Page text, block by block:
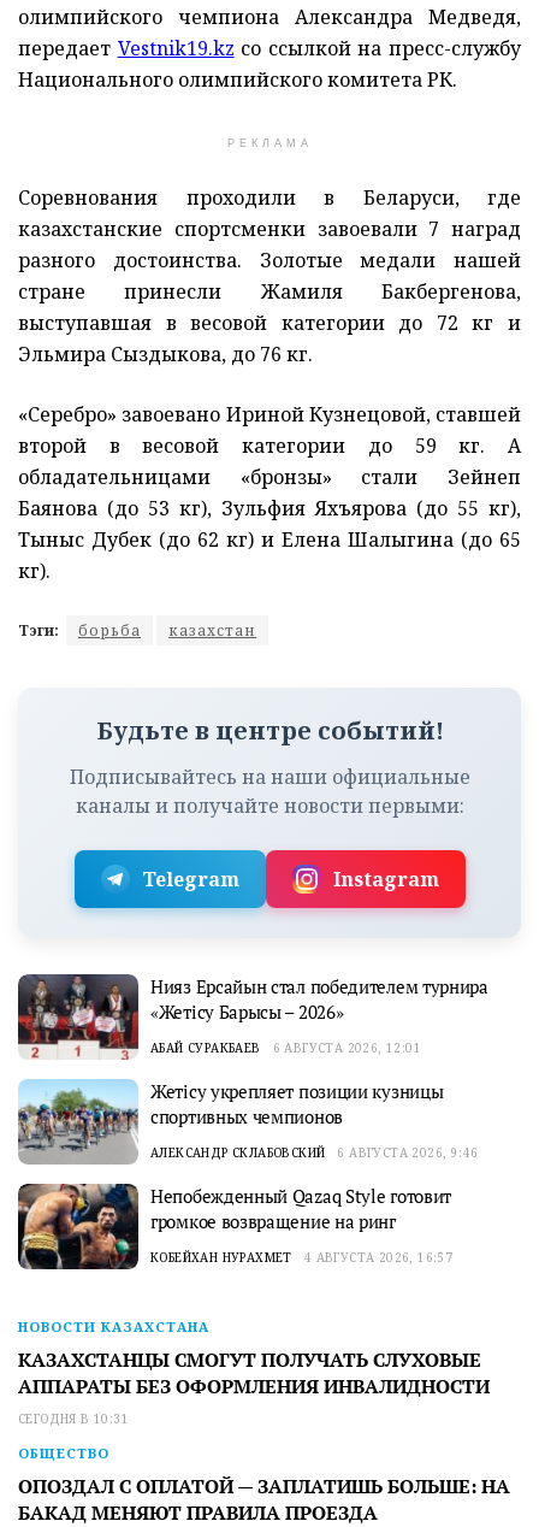
олимпийского чемпиона Александра Медведя,
передает Vestnik19.kz со ссылкой на пресс-службу
Национального олимпийского комитета РК.
РЕКЛАМА
Соревнования проходили в Беларуси, где
казахстанские спортсменки завоевали 7 наград
разного достоинства. Золотые медали нашей
стране принесли Жамиля Бакбергенова,
выступавшая в весовой категории до 72 кг и
Эльмира Сыздыкова, до 76 кг.
«Серебро» завоевано Ириной Кузнецовой, ставшей
второй в весовой категории до 59 кг. А
обладательницами «бронзы» стали Зейнеп
Баянова (до 53 кг), Зульфия Яхъярова (до 55 кг),
Тыныс Дубек (до 62 кг) и Елена Шалыгина (до 65
кг).
Тэги: борьба казахстан
Будьте в центре событий!
Подписывайтесь на наши официальные
каналы и получайте новости первыми:
Telegram Instagram
Нияз Ерсайын стал победителем турнира
«Жетісу Барысы – 2026»
АБАЙ СУРАКБАЕВ 6 АВГУСТА 2026, 12:01
Жетісу укрепляет позиции кузницы
спортивных чемпионов
АЛЕКСАНДР СКЛАБОВСКИЙ 6 АВГУСТА 2026, 9:46
Непобежденный Qazaq Style готовит
громкое возвращение на ринг
КОБЕЙХАН НУРАХМЕТ 4 АВГУСТА 2026, 16:57
НОВОСТИ КАЗАХСТАНА
КАЗАХСТАНЦЫ СМОГУТ ПОЛУЧАТЬ СЛУХОВЫЕ
АППАРАТЫ БЕЗ ОФОРМЛЕНИЯ ИНВАЛИДНОСТИ
СЕГОДНЯ В 10:31
ОБЩЕСТВО
ОПОЗДАЛ С ОПЛАТОЙ — ЗАПЛАТИШЬ БОЛЬШЕ: НА
БАКАД МЕНЯЮТ ПРАВИЛА ПРОЕЗДА